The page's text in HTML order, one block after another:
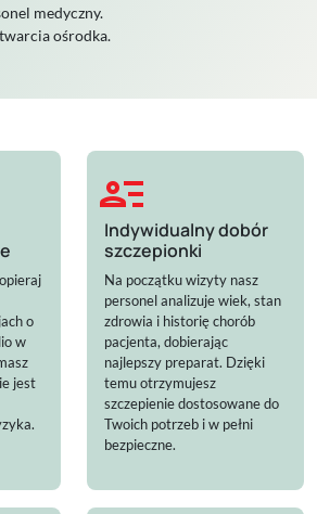
medyczny.
ośrodka.
o
w
jest
person_text
Indywidualny dobór
szczepionki
Na początku wizyty nasz
personel analizuje wiek, stan
zdrowia i historię chorób
pacjenta, dobierając
najlepszy preparat. Dzięki
temu otrzymujesz
szczepienie dostosowane do
Twoich potrzeb i w pełni
bezpieczne.